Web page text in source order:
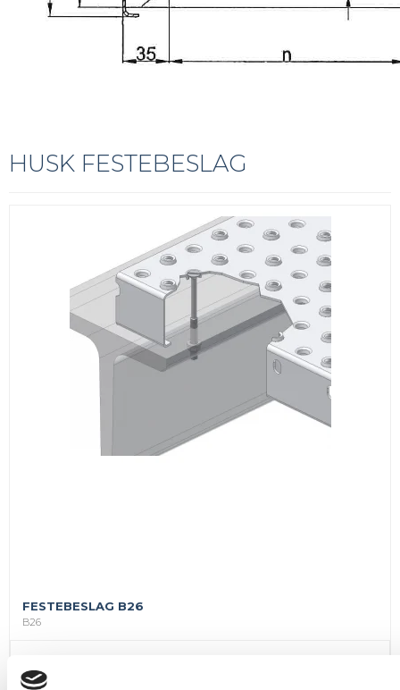
HUSK FESTEBESLAG
FESTEBESLAG B26
B26